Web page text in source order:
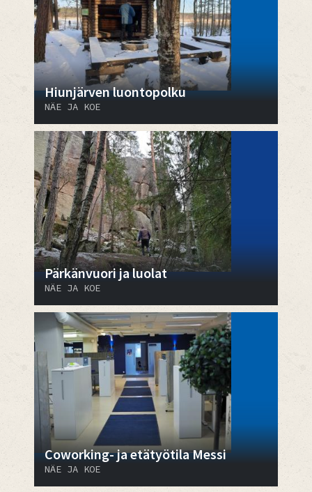
Hiunjärven luontopolku
NÄE JA KOE
Pärkänvuori ja luolat
NÄE JA KOE
Coworking- ja etätyötila Messi
NÄE JA KOE